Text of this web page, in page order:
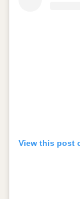
View this post